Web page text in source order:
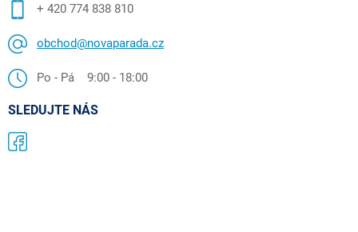
+ 420 774 838 810
obchod@novaparada.cz
Po - Pá 9:00 - 18:00
SLEDUJTE NÁS